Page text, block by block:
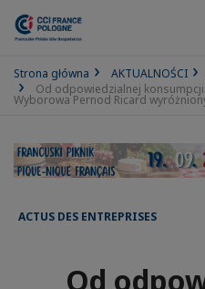
Strona główna AKTUALNOŚCI
Od odpowiedzialnej
Wyborowa Pernod Ricard
ACTUS DES ENTREPRISES
Od